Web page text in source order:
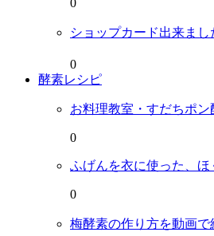
ショップカード出来まし
0
酵素レシピ
お料理教室・すだちポン
0
ふげんを衣に使った、
0
梅酵素の作り方を動画で